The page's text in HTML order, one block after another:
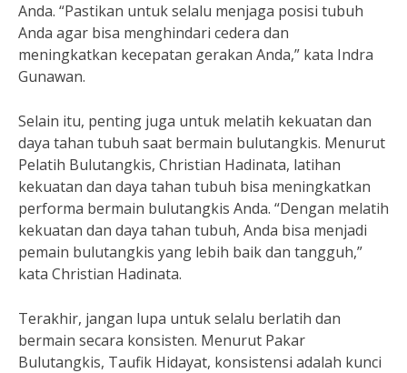
Anda. “Pastikan untuk selalu menjaga posisi tubuh
Anda agar bisa menghindari cedera dan
meningkatkan kecepatan gerakan Anda,” kata Indra
Gunawan.
Selain itu, penting juga untuk melatih kekuatan dan
daya tahan tubuh saat bermain bulutangkis. Menurut
Pelatih Bulutangkis, Christian Hadinata, latihan
kekuatan dan daya tahan tubuh bisa meningkatkan
performa bermain bulutangkis Anda. “Dengan melatih
kekuatan dan daya tahan tubuh, Anda bisa menjadi
pemain bulutangkis yang lebih baik dan tangguh,”
kata Christian Hadinata.
Terakhir, jangan lupa untuk selalu berlatih dan
bermain secara konsisten. Menurut Pakar
Bulutangkis, Taufik Hidayat, konsistensi adalah kunci